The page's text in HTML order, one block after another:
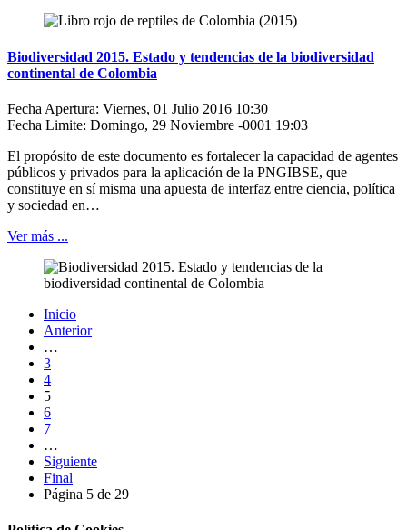
Biodiversidad 2015. Estado y tendencias de la biodiversidad
continental de Colombia
Fecha Apertura: Viernes, 01 Julio 2016 10:30
Fecha Limite: Domingo, 29 Noviembre -0001 19:03
El propósito de este documento es fortalecer la capacidad de agentes
públicos y privados para la aplicación de la PNGIBSE, que
constituye en sí misma una apuesta de interfaz entre ciencia, política
y sociedad en…
Ver más ...
Inicio
Anterior
…
3
4
5
6
7
…
Siguiente
Final
Página 5 de 29